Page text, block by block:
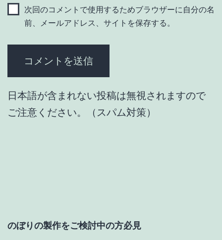
次回のコメントで使用するためブラウザーに自分の名
前、メールアドレス、サイトを保存する。
日本語が含まれない投稿は無視されますので
ご注意ください。（スパム対策）
のぼりの製作をご検討中の方必見